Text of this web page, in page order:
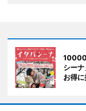
10000
シーナ
お得